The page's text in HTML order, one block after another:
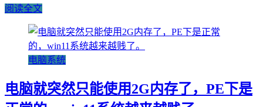
阅读全文
电脑系统
电脑就突然只能使用2G内存了，PE下是